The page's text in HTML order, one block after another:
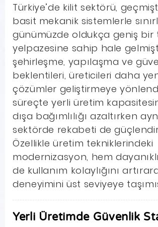
Türkiye’de kilit sektörü,
basit mekanik sistemlerle
günümüzde oldukça geniş bir
yelpazesine sahip hale
şehirleşme, yapılaşma ve
beklentileri, üreticileri daha
çözümler geliştirmeye
süreçte yerli üretim
dışa bağımlılığı azaltırken
sektörde rekabeti de
Özellikle üretim tekniklerindeki
modernizasyon, hem
de kullanım kolaylığını
deneyimini üst seviyeye
Yerli Üretimde Güvenlik